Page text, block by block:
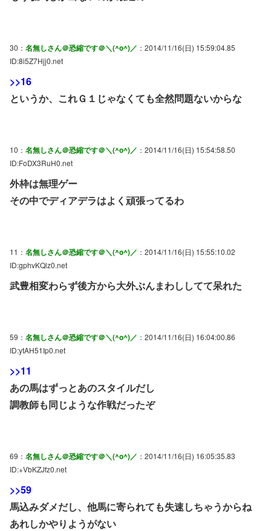
30： 名無しさん＠恐縮です＠＼(^o^)／ ：2014/11/16(日) 15:59:04.85
ID:8i5Z7Hjj0.net
>>16
というか、これＧ１じゃなくても全然問題ないからな
10： 名無しさん＠恐縮です＠＼(^o^)／ ：2014/11/16(日) 15:54:58.50
ID:FoDX3RuH0.net
外枠は無理ゲー
その中でディアデラはよく頑張ってるわ
11： 名無しさん＠恐縮です＠＼(^o^)／ ：2014/11/16(日) 15:55:10.02
ID:gphvKQlz0.net
武豊相変わらず後方から大外ぶんまわししてて呆れた
59： 名無しさん＠恐縮です＠＼(^o^)／ ：2014/11/16(日) 16:04:00.86
ID:ytAH51Ip0.net
>>11
あの馬はずっとあのスタイルだし
調教師も同じような作戦だったぞ
69： 名無しさん＠恐縮です＠＼(^o^)／ ：2014/11/16(日) 16:05:35.83
ID:+VbKZJfz0.net
>>59
馬込みダメだし、他馬に寄られても失速しちゃうからね
あれしかやりようがない